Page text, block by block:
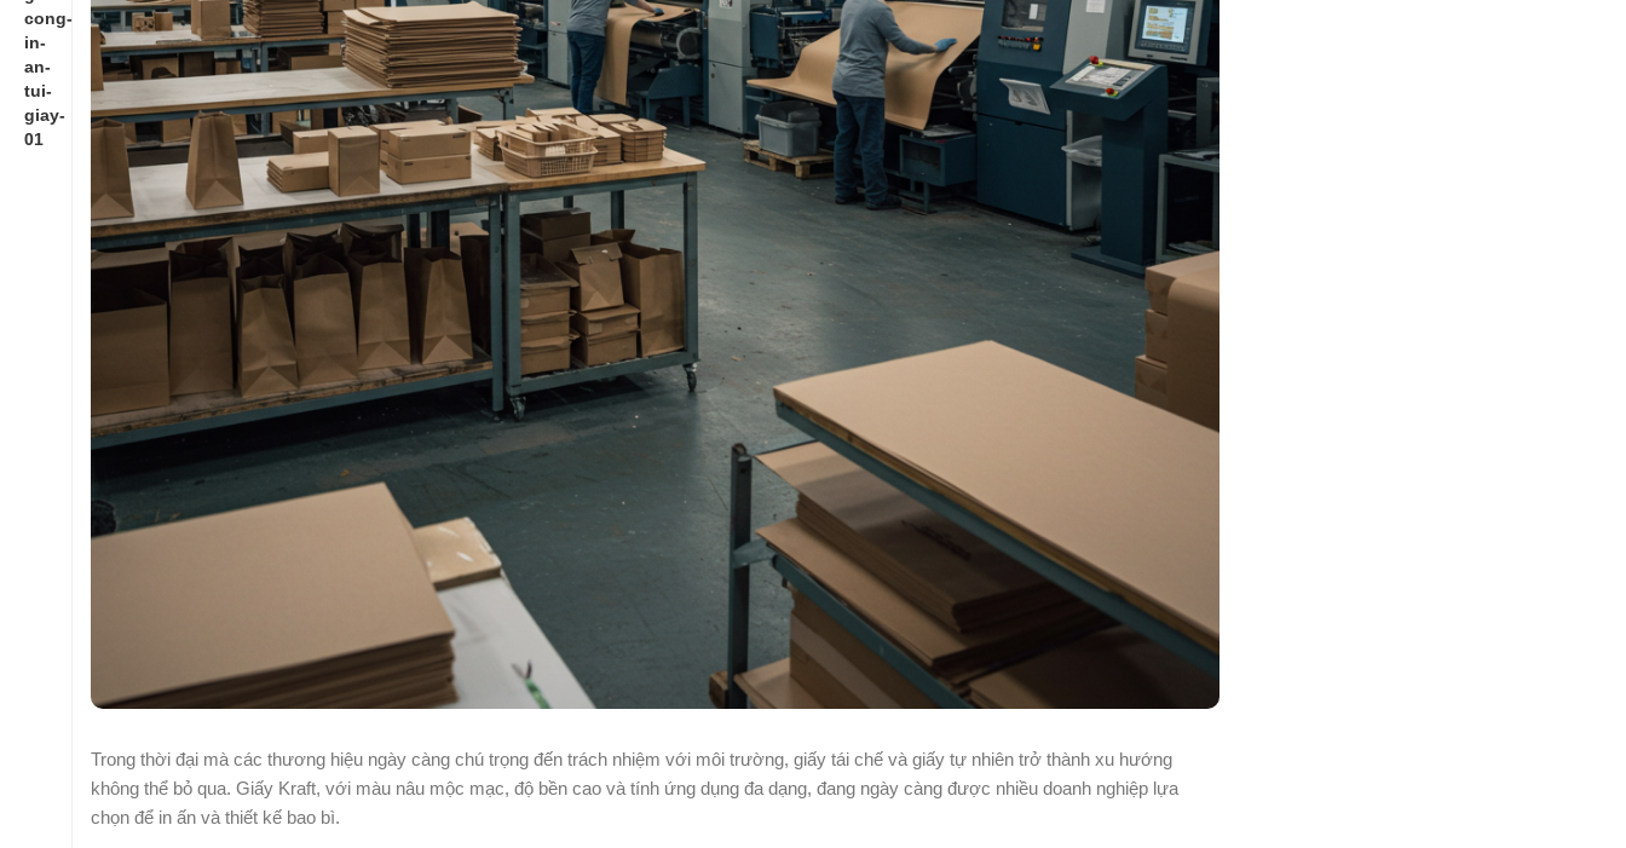
Trong thời đại mà các thương hiệu ngày càng chú trọng đến trách nhiệm với môi trường, giấy tái chế và giấy tự nhiên trở thành xu hướng
không thể bỏ qua. Giấy Kraft, với màu nâu mộc mạc, độ bền cao và tính ứng dụng đa dạng, đang ngày càng được nhiều doanh nghiệp lựa
chọn để in ấn và thiết kế bao bì.